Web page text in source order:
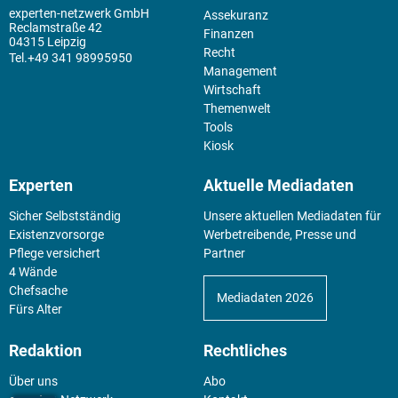
experten-netzwerk GmbH
Reclamstraße 42
04315 Leipzig
+49 341 98995950
Assekuranz
Finanzen
Recht
Management
Wirtschaft
Themenwelt
Tools
Kiosk
Experten
Sicher Selbstständig
Existenz­vorsorge
Pflege versichert
4 Wände
Chefsache
Fürs Alter
Aktuelle Mediadaten
Unsere aktuellen Mediadaten für
Werbetreibende, Presse und
Partner
Mediadaten 2026
Redaktion
Über uns
Rechtliches
Abo